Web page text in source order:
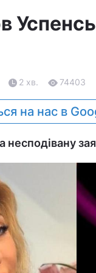
2 хв. 74403
на нас в